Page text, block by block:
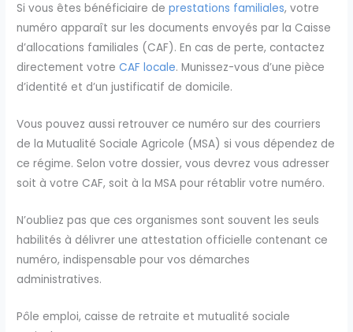
Si vous êtes bénéficiaire deprestations familiales, votre
numéro apparaît sur les documents envoyés par la Caisse
d’allocations familiales (CAF). En cas de perte, contactez
directement votreCAF locale. Munissez-vous d’une pièce
d’identité et d’un justificatif de domicile.
Vous pouvez aussi retrouver ce numéro sur des courriers
de la Mutualité Sociale Agricole (MSA) si vous dépendez de
ce régime. Selon votre dossier, vous devrez vous adresser
soit à votre CAF, soit à la MSA pour rétablir votre numéro.
N’oubliez pas que ces organismes sont souvent les seuls
habilités à délivrer une attestation officielle contenant ce
numéro, indispensable pour vos démarches
administratives.
Pôle emploi, caisse de retraite et mutualité sociale